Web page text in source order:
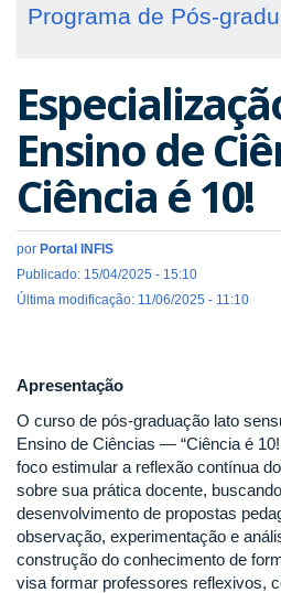
Programa de Pós-
Ensino de
Ciência é 10!
por Portal INFIS
Publicado: 15/04/2025 - 15:10
Última modificação: 11/06/2025 - 11:10
Apresentação
O curso de pós-graduação lato
Ensino de Ciências — “Ciência é
foco estimular a reflexão contínua
sobre sua prática docente,
desenvolvimento de propostas
observação, experimentação e
construção do conhecimento de
visa formar professores reflexivos,